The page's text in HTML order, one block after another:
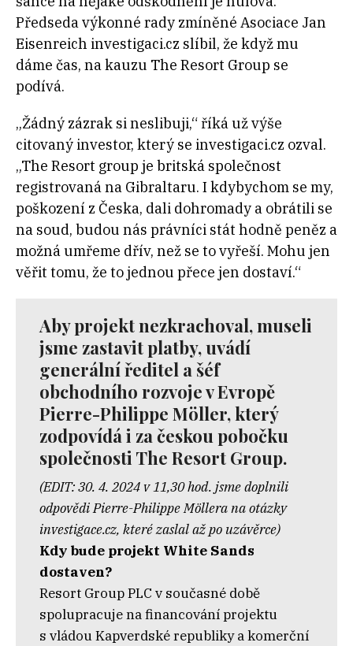
Předseda výkonné rady zmíněné Asociace Jan
Eisenreich investigaci.cz slíbil, že když mu
dáme čas, na kauzu The Resort Group se
podívá.
„Žádný zázrak si neslibuji,“ říká už výše
citovaný investor, který se investigaci.cz ozval.
„The Resort group je britská společnost
registrovaná na Gibraltaru. I kdybychom se my,
poškození z Česka, dali dohromady a obrátili se
na soud, budou nás právníci stát hodně peněz a
možná umřeme dřív, než se to vyřeší. Mohu jen
věřit tomu, že to jednou přece jen dostaví.“
Aby projekt nezkrachoval, museli
jsme zastavit platby, uvádí
generální ředitel a šéf
obchodního rozvoje v Evropě
Pierre-Philippe Möller, který
zodpovídá i za českou pobočku
společnosti The Resort Group.
(EDIT: 30. 4. 2024 v 11,30 hod. jsme doplnili
odpovědi Pierre-Philippe Möllera na otázky
investigace.cz, které zaslal až po uzávěrce)
Kdy bude projekt White Sands
dostaven?
Resort Group PLC v současné době
spolupracuje na financování projektu
s vládou Kapverdské republiky a komerční